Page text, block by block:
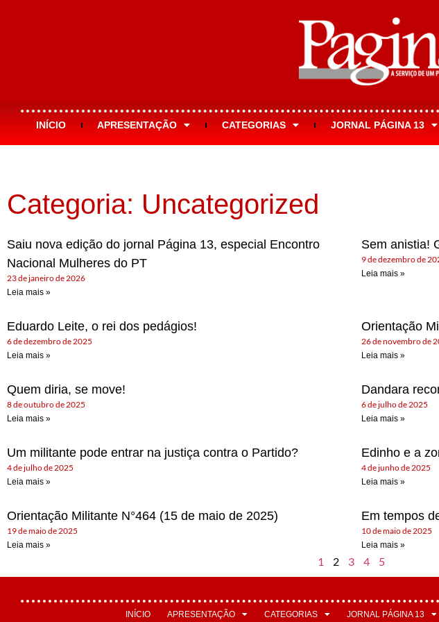
INÍCIO APRESENTAÇÃO CATEGORIAS JORNAL PÁGINA 13
Categoria: Uncategorized
Saiu nova edição do jornal Página 13, especial Encontro
Nacional Mulheres do PT
23 de janeiro de 2026
Leia mais »
Sem anistia!
9 de dezembro de
Leia mais »
Eduardo Leite, o rei dos pedágios!
6 de dezembro de 2025
Leia mais »
Orientação
26 de novembro de
Leia mais »
Quem diria, se move!
8 de outubro de 2025
Leia mais »
Dandara
6 de julho de 2025
Leia mais »
Um militante pode entrar na justiça contra o Partido?
4 de julho de 2025
Leia mais »
Edinho e a
4 de junho de 2025
Leia mais »
Orientação Militante N°464 (15 de maio de 2025)
19 de maio de 2025
Leia mais »
Em tempos
10 de maio de 2025
Leia mais »
1 2 3 4 5
INÍCIO APRESENTAÇÃO CATEGORIAS JORNAL PÁGINA 13